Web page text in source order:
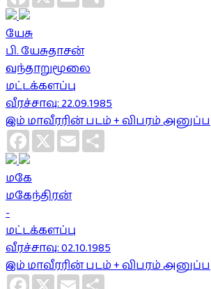
யேசு
பி. யேசுதாசன்
வந்தாறுமூலை
மட்டக்களப்பு
வீரச்சாவு: 22.09.1985
இம் மாவீரரின் படம் + விபரம் அனுப்ப
Facebook
X Email
மகே
மகேந்திரன்
-
மட்டக்களப்பு
வீரச்சாவு: 02.10.1985
இம் மாவீரரின் படம் + விபரம் அனுப்ப
Facebook
X Email